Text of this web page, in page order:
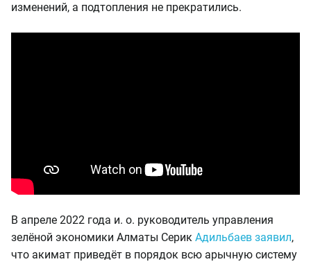
изменений, а подтопления не прекратились.
В апреле 2022 года и. о. руководитель управления
зелёной экономики Алматы Серик Адильбаев заявил,
что акимат приведёт в порядок всю арычную систему